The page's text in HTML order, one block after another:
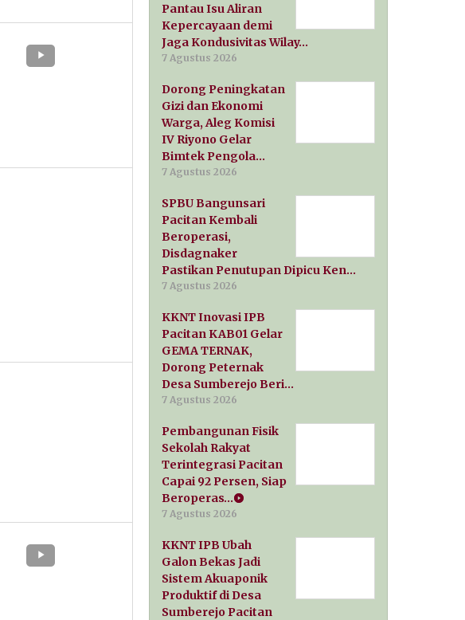
Pantau Isu Aliran
Kepercayaan demi
Jaga Kondusivitas Wilay…
7 Agustus 2026
Dorong Peningkatan
Gizi dan Ekonomi
Warga, Aleg Komisi
IV Riyono Gelar
Bimtek Pengola…
7 Agustus 2026
SPBU Bangunsari
Pacitan Kembali
Beroperasi,
Disdagnaker
Pastikan Penutupan Dipicu Ken…
7 Agustus 2026
KKNT Inovasi IPB
Pacitan KAB01 Gelar
GEMA TERNAK,
Dorong Peternak
Desa Sumberejo Beri…
7 Agustus 2026
Pembangunan Fisik
Sekolah Rakyat
Terintegrasi Pacitan
Capai 92 Persen, Siap
Beroperas…
7 Agustus 2026
KKNT IPB Ubah
Galon Bekas Jadi
Sistem Akuaponik
Produktif di Desa
Sumberejo Pacitan